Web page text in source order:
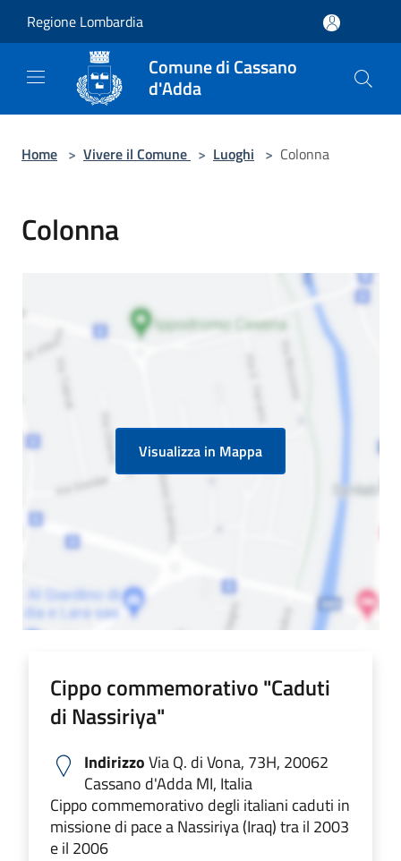
Regione Lombardia
Comune di Cassano
d'Adda
Home > Vivere il Comune > Luoghi > Colonna
Colonna
Visualizza in Mappa
Cippo commemorativo "Caduti
di Nassiriya"
IndirizzoVia Q. di Vona, 73H, 20062
Cassano d'Adda MI, Italia
Cippo commemorativo degli italiani caduti in
missione di pace a Nassiriya (Iraq) tra il 2003
e il 2006